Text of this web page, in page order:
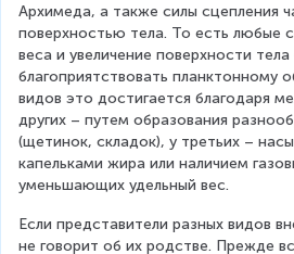
Архимеда, а также силы сцепления
поверхностью тела. То есть любые
веса и увеличение поверхности тела
благоприятствовать планктонному
видов это достигается благодаря
других – путем образования
(щетинок, складок), у третьих –
капельками жира или наличием
уменьшающих удельный вес.
Если представители разных видов
не говорит об их родстве. Прежде